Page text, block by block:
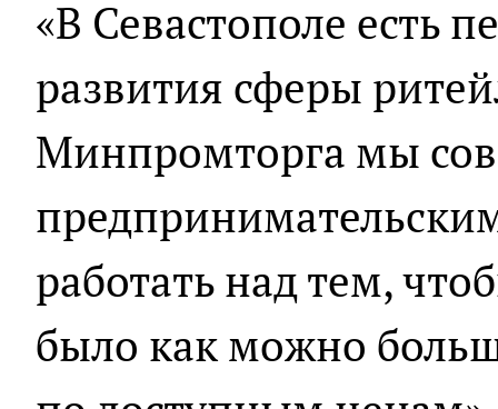
«В Севастополе есть
развития сферы
Минпромторга мы
работать над тем,
было как можно